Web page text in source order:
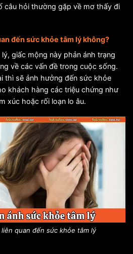
câu hỏi thường gặp về mơ thấy đi
đến sức khỏe tâm lý không?
giấc mộng này phản ánh trạng
về các vấn đề trong cuộc sống.
thì sẽ ảnh hưởng đến sức khỏe
khách hàng các triệu chứng như
xúc hoặc rối loạn lo âu.
quan đến sức khỏe tâm lý